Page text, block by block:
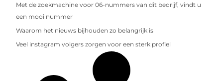
Met de zoekmachine voor 06-nummers van dit bedrijf, vindt u
een mooi nummer
Waarom het nieuws bijhouden zo belangrijk is
Veel instagram volgers zorgen voor een sterk profiel